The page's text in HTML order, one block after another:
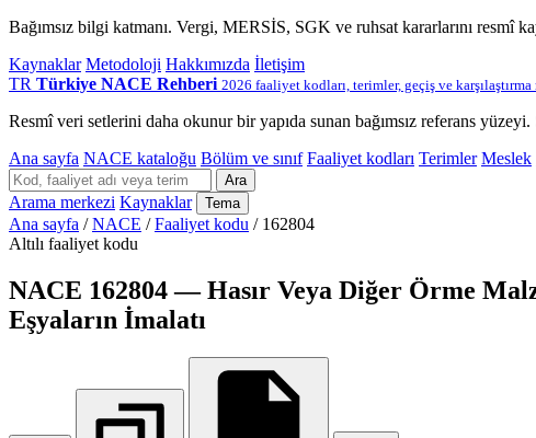
Bağımsız bilgi katmanı. Vergi, MERSİS, SGK ve ruhsat kararlarını resmî
Kaynaklar Metodoloji Hakkımızda İletişim
TR Türkiye NACE Rehberi 2026 faaliyet kodları, terimler, geçiş ve karşılaştırma
Resmî veri setlerini daha okunur bir yapıda sunan bağımsız referans
Ana sayfa NACE kataloğu Bölüm ve sınıf Faaliyet kodları Terimler Meslek
Ara
Arama merkezi Kaynaklar Tema
Ana sayfa / NACE / Faaliyet kodu / 162804
Altılı faaliyet kodu
NACE 162804 — Hasır Veya Diğer Örme
Eşyaların İmalatı